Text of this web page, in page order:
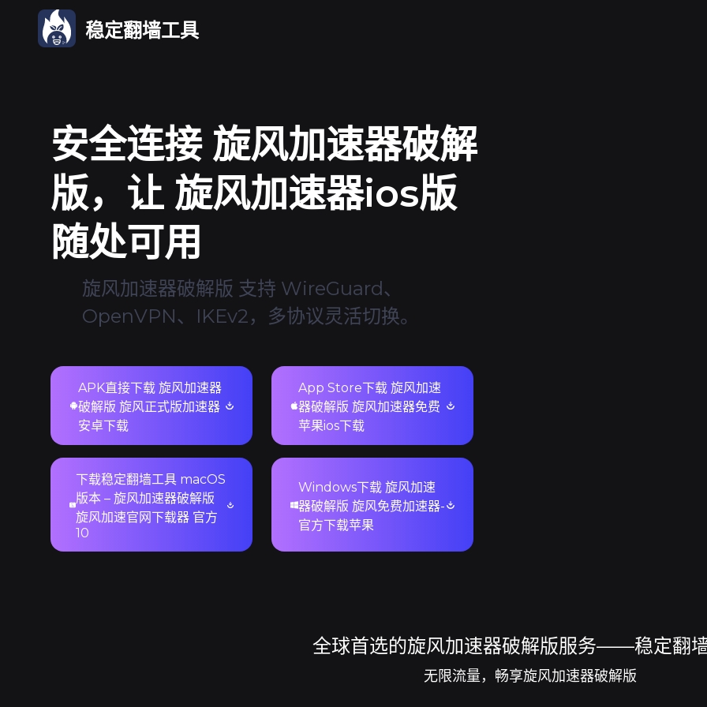
稳定翻墙工具
安全连接 旋风加速器破解
版，让 旋风加速器ios版
随处可用
旋风加速器破解版 支持 WireGuard、
OpenVPN、IKEv2，多协议灵活切换。
APK直接下载 旋风加速器
破解版 旋风正式版加速器
安卓下载
App Store下载 旋风加速
器破解版 旋风加速器免费
苹果ios下载
下载稳定翻墙工具 macOS
版本 – 旋风加速器破解版
旋风加速官网下载器 官方
10
Windows下载 旋风加速
器破解版 旋风免费加速器-
官方下载苹果
全球首选的旋风加速器破解版服务——稳定翻
无限流量，畅享旋风加速器破解版